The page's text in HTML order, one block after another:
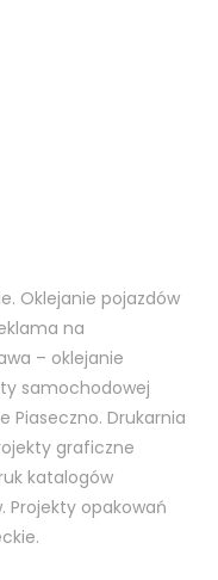
Oklejanie pojazdów
na
– oklejanie
samochodowej
Piaseczno. Drukarnia
graficzne
katalogów
Projekty opakowań